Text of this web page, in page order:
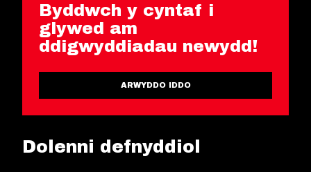
Byddwch y cyntaf i
glywed am
ddigwyddiadau newydd!
ARWYDDO IDDO
Dolenni defnyddiol